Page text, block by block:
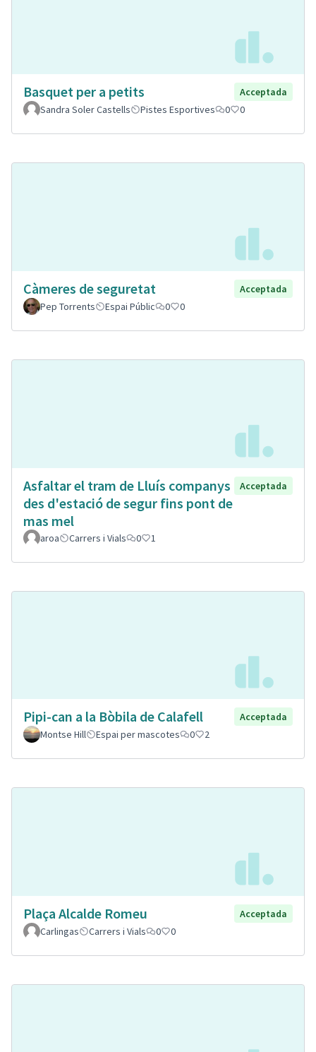
Basquet per a petits
Acceptada
Sandra Soler Castells
Pistes Esportives 0 0
Càmeres de seguretat
Acceptada
Pep Torrents
Espai Públic 0 0
Asfaltar el tram de Lluís companys
des d'estació de segur fins pont de
mas mel
Acceptada
aroa Carrers i Vials 0 1
Pipi-can a la Bòbila de Calafell
Acceptada
Montse Hill
Espai per mascotes 0 2
Plaça Alcalde Romeu
Acceptada
Carlingas
Carrers i Vials 0 0